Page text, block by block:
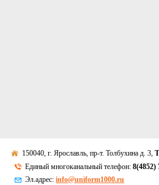
150040, г. Ярославль, пр-т. Толбухина д. 3,
Единый многоканальный телефон:8(4852)
Эл.адрес:info@uniform1000.ru